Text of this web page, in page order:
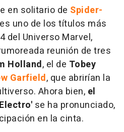
en solitario de Spider-
es uno de los títulos más
del Universo Marvel,
reunión de tres
Holland, el de Tobey
Garfield, que abrirían la
Ahora bien, el
se ha pronunciado,
en la cinta.